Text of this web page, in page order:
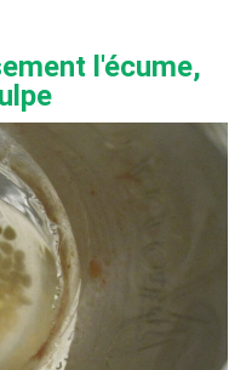
l'écume,